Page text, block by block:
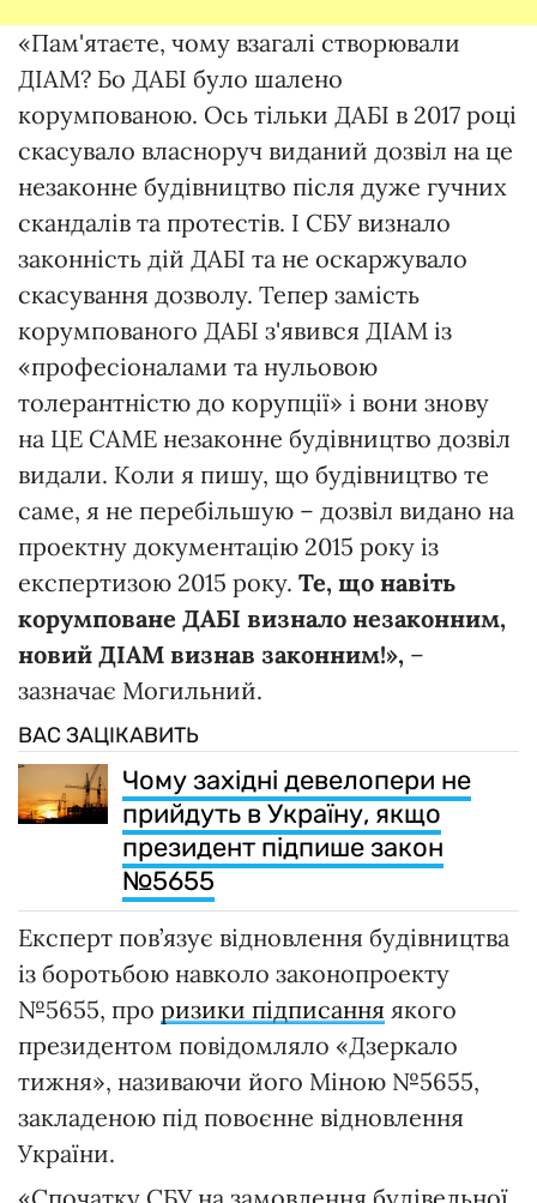
«Пам'ятаєте, чому взагалі створювали
ДІАМ? Бо ДАБІ було шалено
корумпованою. Ось тільки ДАБІ в 2017 році
скасувало власноруч виданий дозвіл на це
незаконне будівництво після дуже гучних
скандалів та протестів. І СБУ визнало
законність дій ДАБІ та не оскаржувало
скасування дозволу. Тепер замість
корумпованого ДАБІ з'явився ДІАМ із
«професіоналами та нульовою
толерантністю до корупції» і вони знову
на ЦЕ САМЕ незаконне будівництво дозвіл
видали. Коли я пишу, що будівництво те
саме, я не перебільшую – дозвіл видано на
проектну документацію 2015 року із
експертизою 2015 року. Те, що навіть
корумповане ДАБІ визнало незаконним,
новий ДІАМ визнав законним!», –
зазначає Могильний.
ВАС ЗАЦІКАВИТЬ
Чому західні девелопери не
прийдуть в Україну, якщо
президент підпише закон
№5655
Експерт пов’язує відновлення будівництва
із боротьбою навколо законопроекту
№5655, про ризики підписання якого
президентом повідомляло «Дзеркало
тижня», називаючи його Міною №5655,
закладеною під повоєнне відновлення
України.